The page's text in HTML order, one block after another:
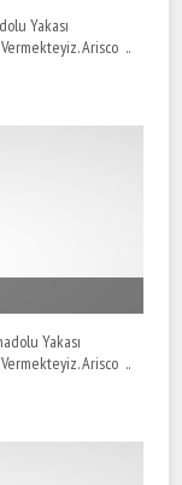
Yakası
Arisco ..
Yakası
Arisco ..